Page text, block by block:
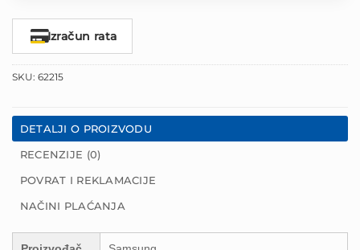
Izračun rata
SKU: 62215
DETALJI O PROIZVODU
RECENZIJE (0)
POVRAT I REKLAMACIJE
NAČINI PLAĆANJA